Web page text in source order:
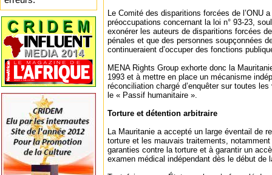
Le Comité des disparitions forcées de l’ONU
préoccupations concernant la loi n° 93-23,
exonérer les auteurs de disparitions forcées
pénales et que des personnes soupçonnées
continueraient d’occuper des fonctions
MENA Rights Group exhorte donc la
1993 et à mettre en place un mécanisme
réconciliation chargé d’enquêter sur toutes
le « Passif humanitaire ».
Torture et détention arbitraire
La Mauritanie a accepté un large éventail de
torture et les mauvais traitements,
garanties contre la torture et à garantir un
examen médical indépendant dès le début de